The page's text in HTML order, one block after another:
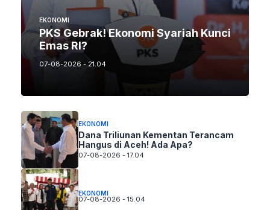
EKONOMI
PKS Gebrak! Ekonomi Syariah Kunci
Emas RI?
07-08-2026 - 21.04
EKONOMI
Dana Triliunan Kementan Terancam
Hangus di Aceh! Ada Apa?
07-08-2026 - 17.04
EKONOMI
07-08-2026 - 15.04